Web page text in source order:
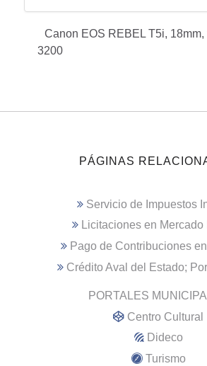
Canon EOS REBEL T5i, 18mm,
3200
PÁGINAS
Servicio de Impuestos
Licitaciones en
Pago de Contribuciones
Crédito Aval del Estado;
PORTALES
Centro Cultural
Dideco
Turismo